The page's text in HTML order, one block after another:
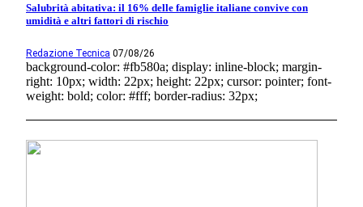
Salubrità abitativa: il 16% delle famiglie italiane convive con
umidità e altri fattori di rischio
Redazione Tecnica 07/08/26
background-color: #fb580a; display: inline-block; margin-
right: 10px; width: 22px; height: 22px; cursor: pointer; font-
weight: bold; color: #fff; border-radius: 32px;